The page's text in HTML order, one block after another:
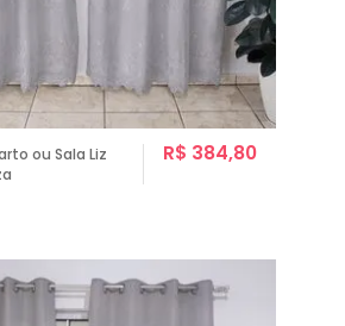
ou Sala Liz
R$ 384,80